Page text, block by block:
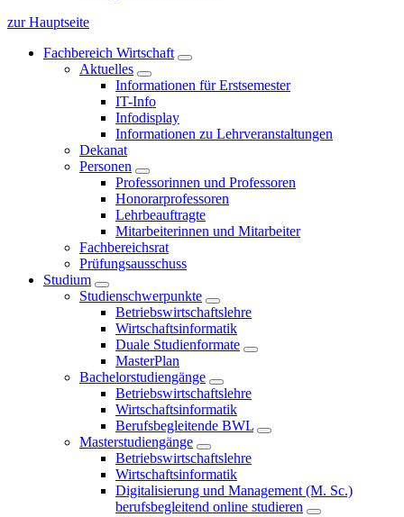
zur Hauptseite
Fachbereich Wirtschaft
Aktuelles
Informationen für Erstsemester
IT-Info
Infodisplay
Informationen zu Lehrveranstaltungen
Dekanat
Personen
Professorinnen und Professoren
Honorarprofessoren
Lehrbeauftragte
Mitarbeiterinnen und Mitarbeiter
Fachbereichsrat
Prüfungsausschuss
Studium
Studienschwerpunkte
Betriebswirtschaftslehre
Wirtschaftsinformatik
Duale Studienformate
MasterPlan
Bachelorstudiengänge
Betriebswirtschaftslehre
Wirtschaftsinformatik
Berufsbegleitende BWL
Masterstudiengänge
Betriebswirtschaftslehre
Wirtschaftsinformatik
Digitalisierung und Management (M. Sc.)
berufsbegleitend online studieren